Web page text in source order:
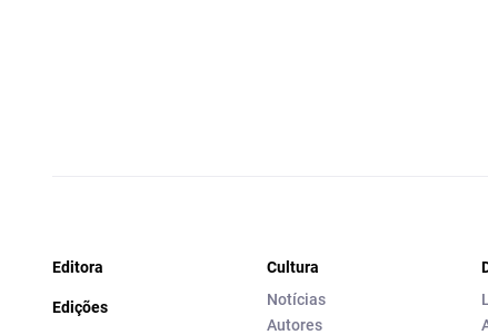
Editora
Edições
Cultura
Notícias
Autores